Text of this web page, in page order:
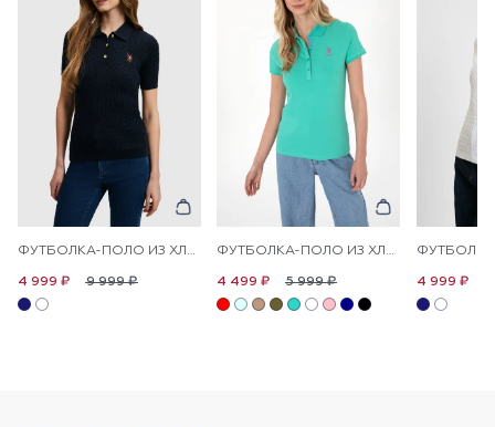
ФУТБОЛКА-ПОЛО ИЗ ХЛОПКА С УЗОРОМ КОСЫ
9 999 ₽
4 999 ₽
ФУТБОЛКА-ПОЛО ИЗ ХЛОПКА С ПРИНТОМ НА ПЛАНКЕ
5 999 ₽
4 499 ₽ 4 999 ₽